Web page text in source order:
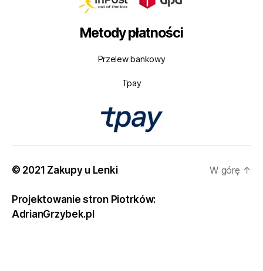
Metody płatności
Przelew bankowy
Tpay
© 2021 Zakupy u Lenki
Projektowanie stron Piotrków:
AdrianGrzybek.pl
W górę ↑